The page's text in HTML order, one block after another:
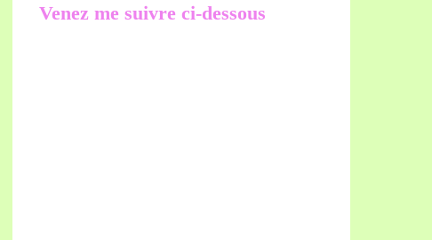
Venez me suivre ci-dessous